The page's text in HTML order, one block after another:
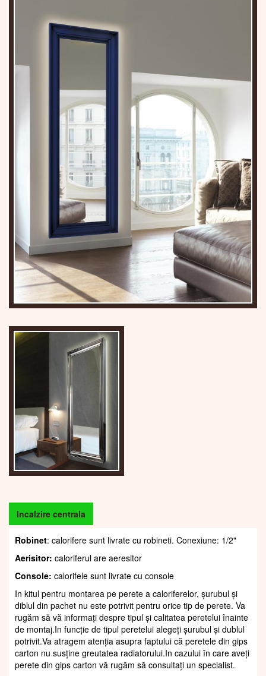
Incalzire centrala
Robinet: calorifere sunt livrate cu robineti. Conexiune: 1/2"
Aerisitor: caloriferul are aeresitor
Console: calorifele sunt livrate cu console
In kitul pentru montarea pe perete a caloriferelor, șurubul și
diblul din pachet nu este potrivit pentru orice tip de perete. Va
rugăm să vă informați despre tipul și calitatea peretelui înainte
de montaj.In funcție de tipul peretelui alegeți șurubul și dublul
potrivit.Va atragem atenția asupra faptului că peretele din gips
carton nu susține greutatea radiatorului.In cazului în care aveți
perete din gips carton vă rugăm să consultați un specialist.